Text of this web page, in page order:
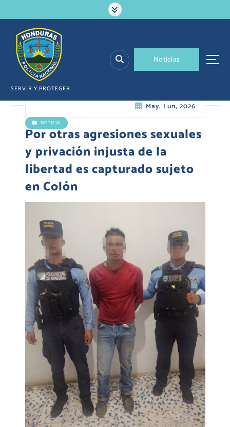
a
SERVIR Y PROTEGER
Noticias
May, Lun, 2026
NOTICIA
Por otras agresiones sexuales
y privación injusta de la
libertad es capturado sujeto
en Colón